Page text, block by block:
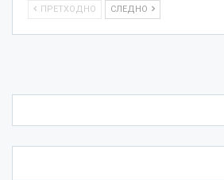
ПРЕТХОДНО СЛЕДНО